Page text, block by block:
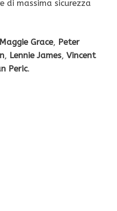
di massima sicurezza
Maggie Grace, Peter
, Lennie James, Vincent
Peric.